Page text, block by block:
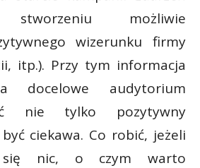
stworzeniu możliwie
wizerunku firmy
itp.). Przy tym informacja
docelowe audytorium
nie tylko pozytywny
ciekawa. Co robić, jeżeli
się nic, o czym warto